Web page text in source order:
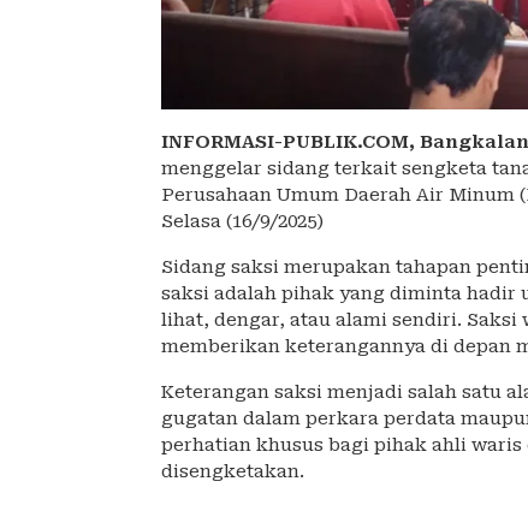
INFORMASI-PUBLIK.COM, Bangkalan
menggelar sidang terkait sengketa
Perusahaan Umum Daerah Air Minum
Selasa (16/9/2025)
Sidang saksi merupakan tahapan
saksi adalah pihak yang diminta hadir
lihat, dengar, atau alami sendiri.
memberikan keterangannya di depan
Keterangan saksi menjadi salah satu
gugatan dalam perkara perdata
perhatian khusus bagi pihak ahli
disengketakan.